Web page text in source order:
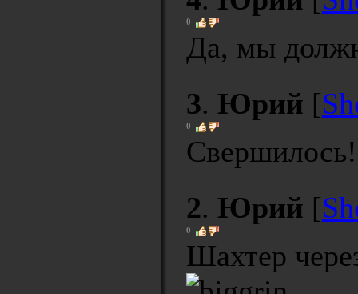
0
Да, мы
3. Юрий [
0
2. Юрий [
0
Шахтер